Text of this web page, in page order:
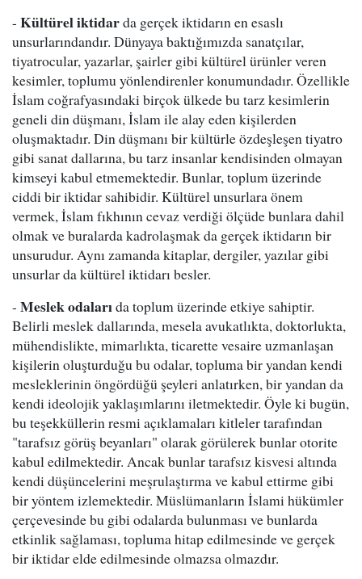
- Kültürel iktidarda gerçek iktidarın en esaslı
unsurlarındandır. Dünyaya baktığımızda sanatçılar,
tiyatrocular, yazarlar, şairler gibi kültürel ürünler veren
kesimler, toplumu yönlendirenler konumundadır. Özellikle
İslam coğrafyasındaki birçok ülkede bu tarz kesimlerin
geneli din düşmanı, İslam ile alay eden kişilerden
oluşmaktadır. Din düşmanı bir kültürle özdeşleşen tiyatro
gibi sanat dallarına, bu tarz insanlar kendisinden olmayan
kimseyi kabul etmemektedir. Bunlar, toplum üzerinde
ciddi bir iktidar sahibidir. Kültürel unsurlara önem
vermek, İslam fıkhının cevaz verdiği ölçüde bunlara dahil
olmak ve buralarda kadrolaşmak da gerçek iktidarın bir
unsurudur. Aynı zamanda kitaplar, dergiler, yazılar gibi
unsurlar da kültürel iktidarı besler.
- Meslek odalarıda toplum üzerinde etkiye sahiptir.
Belirli meslek dallarında, mesela avukatlıkta, doktorlukta,
mühendislikte, mimarlıkta, ticarette vesaire uzmanlaşan
kişilerin oluşturduğu bu odalar, topluma bir yandan kendi
mesleklerinin öngördüğü şeyleri anlatırken, bir yandan da
kendi ideolojik yaklaşımlarını iletmektedir. Öyle ki bugün,
bu teşekküllerin resmi açıklamaları kitleler tarafından
"tarafsız görüş beyanları" olarak görülerek bunlar otorite
kabul edilmektedir. Ancak bunlar tarafsız kisvesi altında
kendi düşüncelerini meşrulaştırma ve kabul ettirme gibi
bir yöntem izlemektedir. Müslümanların İslami hükümler
çerçevesinde bu gibi odalarda bulunması ve bunlarda
etkinlik sağlaması, topluma hitap edilmesinde ve gerçek
bir iktidar elde edilmesinde olmazsa olmazdır.